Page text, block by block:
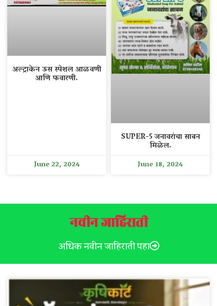
अल्ट्राकेन ऊस स्पेशल आळवणी
आणि फवारणी.
June 22, 2024
SUPER-5 जनावरांचा साबन
मिळेल.
June 18, 2024
नवीन जाहिराती
अधिक नवीन जाहिराती पहा